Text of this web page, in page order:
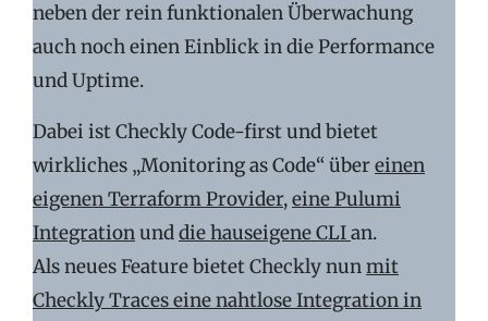
neben der rein funktionalen Überwachung
auch noch einen Einblick in die Performance
und Uptime.
Dabei ist Checkly Code-first und bietet
wirkliches „Monitoring as Code“ übereinen
eigenen Terraform Provider,eine Pulumi
Integrationunddie hauseigene CLIan.
Als neues Feature bietet Checkly nunmit
Checkly Traces eine nahtlose Integration in